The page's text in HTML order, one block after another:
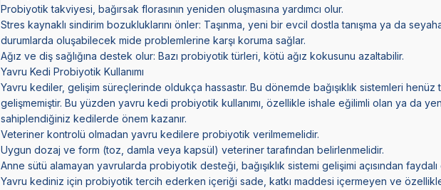
Probiyotik takviyesi, bağırsak florasının yeniden oluşmasına yardımcı olur.
Stres kaynaklı sindirim bozukluklarını önler: Taşınma, yeni bir evcil dostla tanışma ya da
durumlarda oluşabilecek mide problemlerine karşı koruma sağlar.
Ağız ve diş sağlığına destek olur: Bazı probiyotik türleri, kötü ağız kokusunu azaltabilir.
Yavru Kedi Probiyotik Kullanımı
Yavru kediler, gelişim süreçlerinde oldukça hassastır. Bu dönemde bağışıklık sistemleri henüz
gelişmemiştir. Bu yüzden yavru kedi probiyotik kullanımı, özellikle ishale eğilimli olan ya da
sahiplendiğiniz kedilerde önem kazanır.
Veteriner kontrolü olmadan yavru kedilere probiyotik verilmemelidir.
Uygun dozaj ve form (toz, damla veya kapsül) veteriner tarafından belirlenmelidir.
Anne sütü alamayan yavrularda probiyotik desteği, bağışıklık sistemi gelişimi açısından faydalı
Yavru kediniz için probiyotik tercih ederken içeriği sade, katkı maddesi içermeyen ve